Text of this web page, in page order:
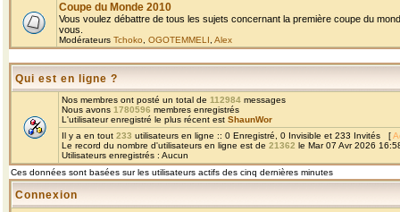
Coupe du Monde 2010
Vous voulez débattre de tous les sujets concernant la première coupe du
vous.
Modérateurs Tchoko OGOTEMMELI Alex
Qui est en ligne ?
Nos membres ont posté un total de 112984 messages
Nous avons 1780596 membres enregistrés
L'utilisateur enregistré le plus récent est ShaunWor
Il y a en tout 233 utilisateurs en ligne :: 0 Enregistré, 0 Invisible et 233 Invités [
Le record du nombre d'utilisateurs en ligne est de 21362 le Mar 07 Avr 2026
Utilisateurs enregistrés : Aucun
Ces données sont basées sur les utilisateurs actifs des cinq dernières minutes
Connexion